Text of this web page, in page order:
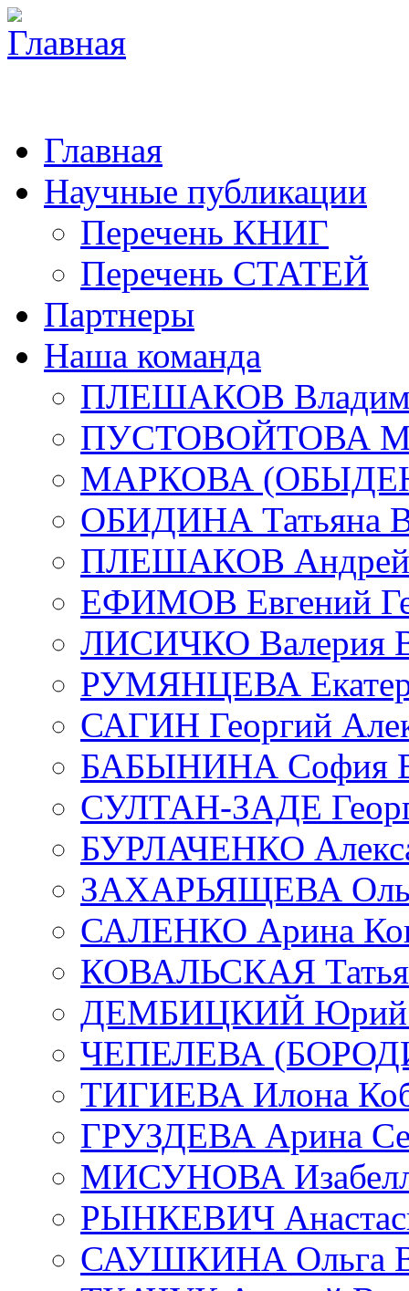
Главная
Научные публикации
Перечень КНИГ
Перечень СТАТЕЙ
Партнеры
Наша команда
ПЛЕШАКОВ
ПУСТОВОЙТОВА
МАРКОВА
ОБИДИНА Татьяна
ПЛЕШАКОВ Андрей
ЕФИМОВ Евгений
ЛИСИЧКО Валерия
РУМЯНЦЕВА
САГИН Георгий
БАБЫНИНА София
СУЛТАН-ЗАДЕ
БУРЛАЧЕНКО
ЗАХАРЬЯЩЕВА
САЛЕНКО Арина
КОВАЛЬСКАЯ
ДЕМБИЦКИЙ Юрий
ЧЕПЕЛЕВА
ТИГИЕВА Илона
ГРУЗДЕВА Арина
МИСУНОВА
РЫНКЕВИЧ
САУШКИНА Ольга